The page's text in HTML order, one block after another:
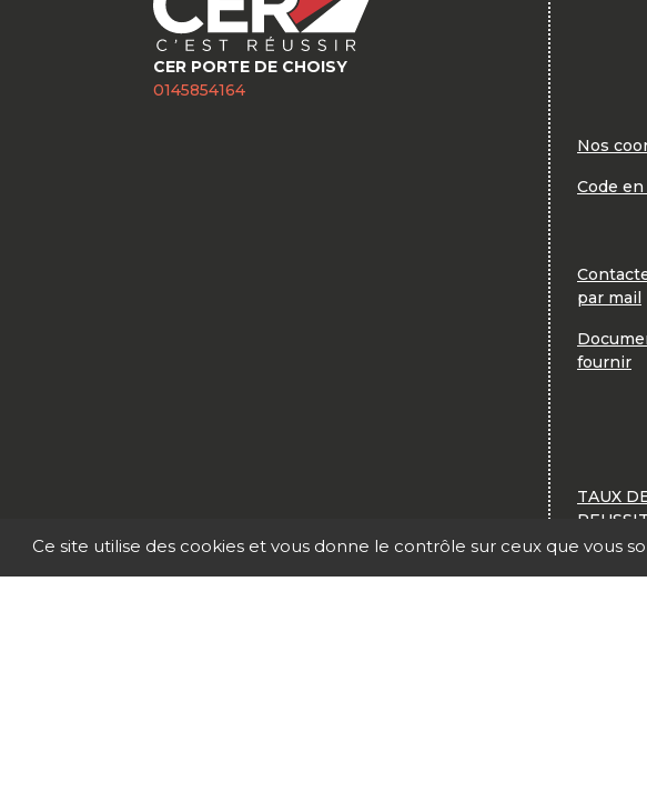
Ce site utilise des cookies et vous donne le contrôle sur ceux que vous
CER PORTE DE CHOISY
0145854164
Nos
Code
par mail
fournir
TAUX
TAUX